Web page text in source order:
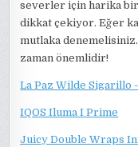
severler için harika bir
dikkat çekiyor. Eğer
mutlaka
zaman önemlidir!
La Paz Wilde Sigarillo
IQOS Iluma I Prime
Juicy Double Wraps